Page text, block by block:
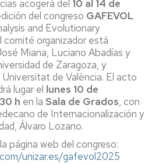
acogerá del 10 al 14 de
del congreso GAFEVOL
and Evolutionary
comité organizador está
Miana, Luciano Abadías y
de Zaragoza, y
Universitat de València. El acto
lugar el lunes 10 de
h en la Sala de Grados, con
de Internacionalización y
Álvaro Lozano.
página web del congreso:
unizar.es/gafevol2025